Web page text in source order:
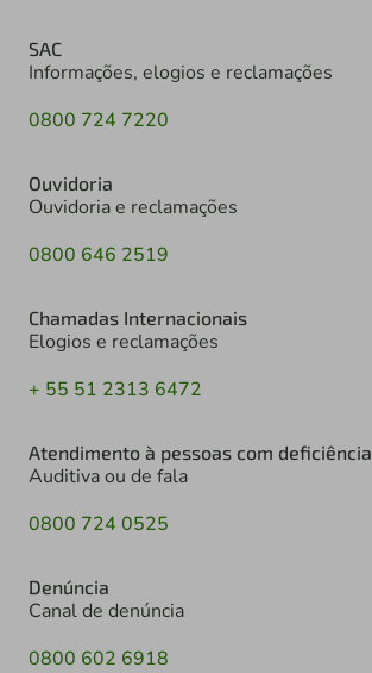
SAC
Informações, elogios e reclamações
0800 724 7220
Ouvidoria
Ouvidoria e reclamações
0800 646 2519
Chamadas Internacionais
Elogios e reclamações
+ 55 51 2313 6472
Atendimento à pessoas com deficiência
Auditiva ou de fala
0800 724 0525
Denúncia
Canal de denúncia
0800 602 6918